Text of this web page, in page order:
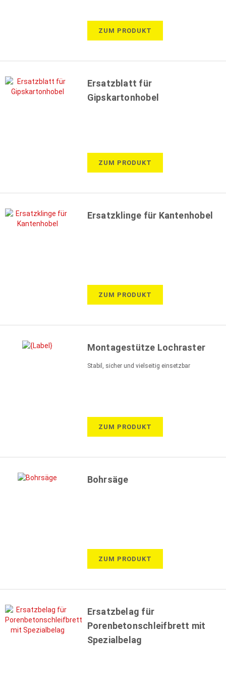
ZUM PRODUKT
Ersatzblatt für
Gipskartonhobel
ZUM PRODUKT
Ersatzklinge für Kantenhobel
ZUM PRODUKT
Montagestütze Lochraster
Stabil, sicher und vielseitig einsetzbar
ZUM PRODUKT
Bohrsäge
ZUM PRODUKT
Ersatzbelag für
Porenbetonschleifbrett mit
Spezialbelag